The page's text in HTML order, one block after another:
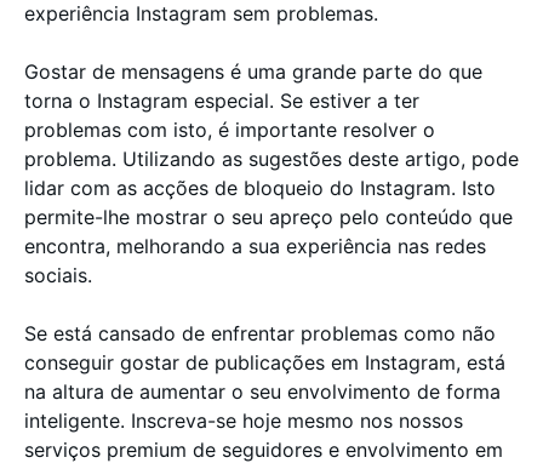
experiência Instagram sem problemas.
Gostar de mensagens é uma grande parte do que
torna o Instagram especial. Se estiver a ter
problemas com isto, é importante resolver o
problema. Utilizando as sugestões deste artigo, pode
lidar com as acções de bloqueio do Instagram. Isto
permite-lhe mostrar o seu apreço pelo conteúdo que
encontra, melhorando a sua experiência nas redes
sociais.
Se está cansado de enfrentar problemas como não
conseguir gostar de publicações em Instagram, está
na altura de aumentar o seu envolvimento de forma
inteligente. Inscreva-se hoje mesmo nos nossos
serviços premium de seguidores e envolvimento em